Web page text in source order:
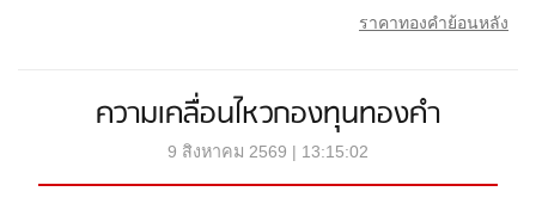
ราคาทองคำย้อนหลัง
ความเคลื่อนไหวกองทุนทองคำ
9 สิงหาคม 2569 | 13:15:02